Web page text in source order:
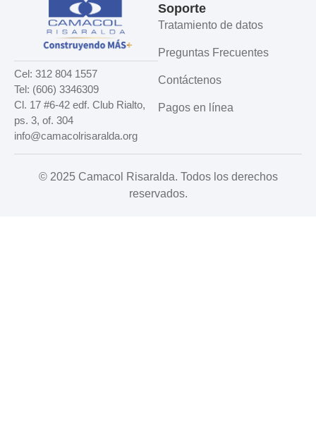
Cel: 312 804 1557
Tel: (606) 3346309
Cl. 17 #6-42 edf. Club Rialto,
ps. 3, of. 304
info@camacolrisaralda.org
Soporte
Tratamiento de datos
Preguntas Frecuentes
Contáctenos
Pagos en línea
© 2025 Camacol Risaralda. Todos los derechos
reservados.